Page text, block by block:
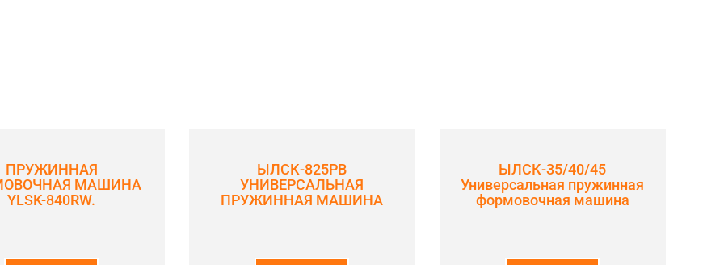
ПРУЖИННАЯ
МАШИНА
YLSK-840RW.
ЫЛСК-825РВ
УНИВЕРСАЛЬНАЯ
ПРУЖИННАЯ МАШИНА
ЫЛСК-35/40/45
Универсальная пружинная
формовочная машина